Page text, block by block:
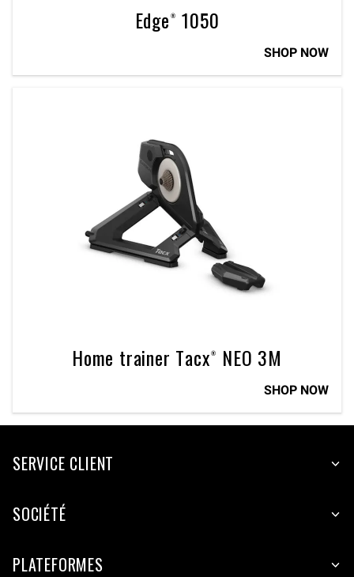
Edge® 1050
SHOP NOW
Home trainer Tacx® NEO 3M
SHOP NOW
SERVICE CLIENT
SOCIÉTÉ
PLATEFORMES